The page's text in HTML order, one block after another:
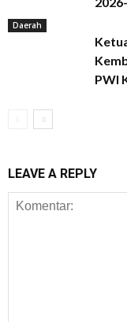
Daerah
PWI
LEAVE A REPLY